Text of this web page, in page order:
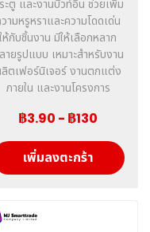
ะตู และงานบิวท์อิน ช่วยเพิ่ม
ามหรูหราและความโดดเด่น
ให้กับชิ้นงาน มีให้เลือกหลาก
ายรูปแบบ เหมาะสำหรับงาน
ตเฟอร์นิเจอร์ งานตกแต่ง
ภายใน และงานโครงการ
฿3.90 - ฿130
เพิ่มลงตะกร้า